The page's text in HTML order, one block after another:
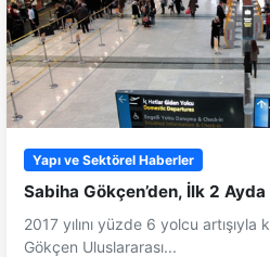
Yapı ve Sektörel Haberler
Sabiha Gökçen’den, İlk 2 Ayda
2017 yılını yüzde 6 yolcu
Gökçen Uluslararası...